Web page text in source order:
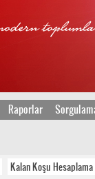
Raporlar
Kalan Koşu Hesaplama